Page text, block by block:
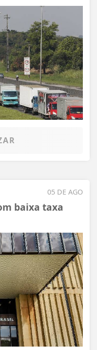
05 DE AGO
baixa taxa